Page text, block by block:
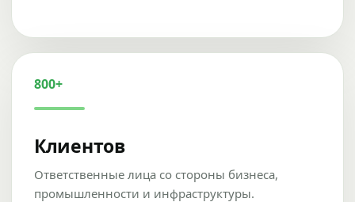
800+
Клиентов
Ответственные лица со стороны бизнеса,
промышленности и инфраструктуры.